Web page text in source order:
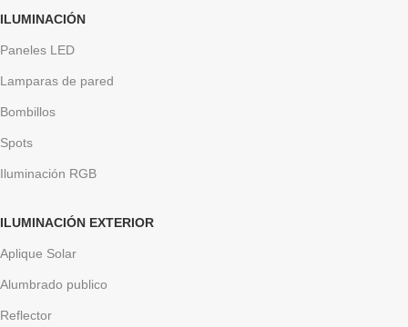
ILUMINACIÓN
Paneles LED
Lamparas de pared
Bombillos
Spots
Iluminación RGB
ILUMINACIÓN EXTERIOR
Aplique Solar
Alumbrado publico
Reflector